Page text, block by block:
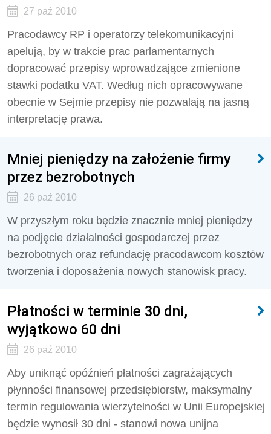
27 paź 2010
Pracodawcy RP i operatorzy telekomunikacyjni
apelują, by w trakcie prac parlamentarnych
dopracować przepisy wprowadzające zmienione
stawki podatku VAT. Według nich opracowywane
obecnie w Sejmie przepisy nie pozwalają na jasną
interpretację prawa.
Mniej pieniędzy na założenie firmy
przez bezrobotnych
26 paź 2010
W przyszłym roku będzie znacznie mniej pieniędzy
na podjęcie działalności gospodarczej przez
bezrobotnych oraz refundację pracodawcom kosztów
tworzenia i doposażenia nowych stanowisk pracy.
Płatności w terminie 30 dni,
wyjątkowo 60 dni
26 paź 2010
Aby uniknąć opóźnień płatności zagrażających
płynności finansowej przedsiębiorstw, maksymalny
termin regulowania wierzytelności w Unii Europejskiej
będzie wynosił 30 dni - stanowi nowa unijna